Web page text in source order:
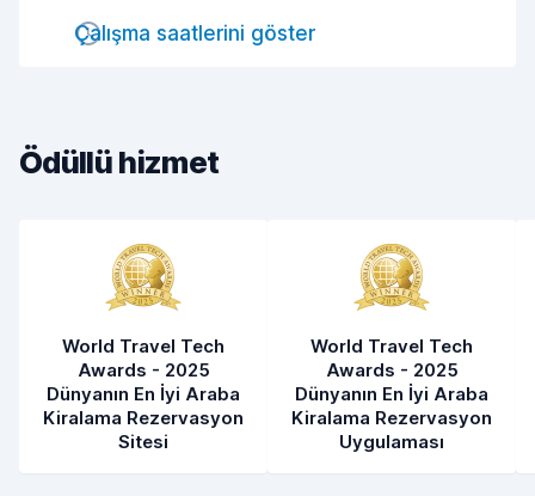
Çalışma saatlerini göster
Ödüllü hizmet
World Travel Tech
Awards - 2025
Dünyanın En İyi Araba
Kiralama Rezervasyon
Sitesi
World Travel Tech
Awards - 2025
Dünyanın En İyi Araba
Kiralama Rezervasyon
Uygulaması